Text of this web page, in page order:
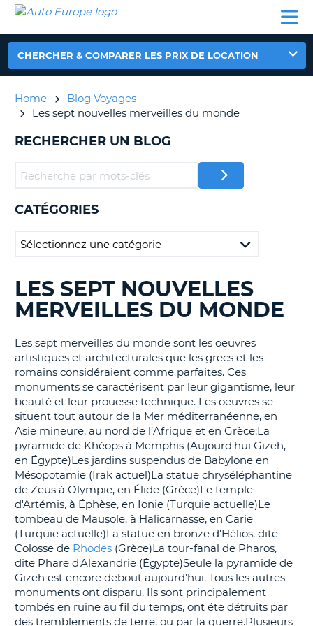
LOCATION
VOITURE
CAMPING-
CAR
CLIENT
AUTO
EUROPE
LOCATION
VOITURE
CAR
PARTENAIRES
CLIENT
COMPTE
GÉRER
MA
CHERCHER & COMPARER LES PRIX DE LOCATION
Home
Blog Voyages
Les sept nouvelles merveilles du monde
RECHERCHER UN BLOG
CATÉGORIES
RECHERCHER
DES
BLOGS......
LES SEPT NOUVELLES
MERVEILLES DU MONDE
Les sept merveilles du monde sont les oeuvres
artistiques et architecturales que les grecs et les
romains considéraient comme parfaites. Ces
monuments se caractérisent par leur gigantisme, leur
beauté et leur prouesse technique. Les oeuvres se
situent tout autour de la Mer méditerranéenne, en
Asie mineure, au nord de l’Afrique et en Grèce:La
pyramide de Khéops à Memphis (Aujourd'hui Gizeh,
en Égypte)Les jardins suspendus de Babylone en
Mésopotamie (Irak actuel)La statue chryséléphantine
de Zeus à Olympie, en Élide (Grèce)Le temple
d'Artémis, à Éphèse, en Ionie (Turquie actuelle)Le
tombeau de Mausole, à Halicarnasse, en Carie
(Turquie actuelle)La statue en bronze d'Hélios, dite
Colosse de Rhodes (Grèce)La tour-fanal de Pharos,
dite Phare d'Alexandrie (Égypte)Seule la pyramide de
Gizeh est encore debout aujourd’hui. Tous les autres
monuments ont disparu. Ils sont principalement
tombés en ruine au fil du temps, ont éte détruits par
des tremblements de terre, ou par la guerre.Plusieurs